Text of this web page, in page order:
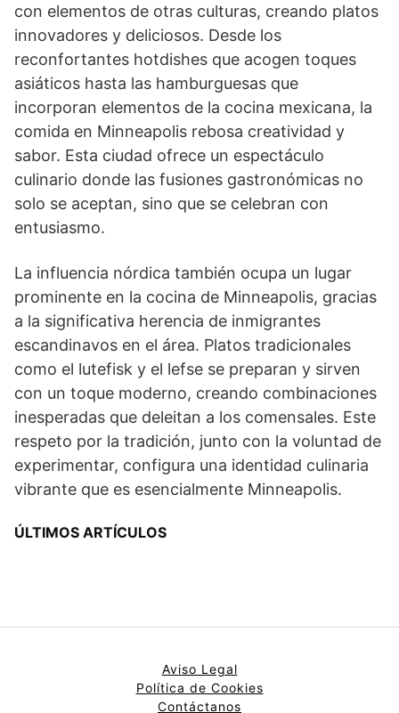
con elementos de otras culturas, creando platos
innovadores y deliciosos. Desde los
reconfortantes hotdishes que acogen toques
asiáticos hasta las hamburguesas que
incorporan elementos de la cocina mexicana, la
comida en Minneapolis rebosa creatividad y
sabor. Esta ciudad ofrece un espectáculo
culinario donde las fusiones gastronómicas no
solo se aceptan, sino que se celebran con
entusiasmo.
La influencia nórdica también ocupa un lugar
prominente en la cocina de Minneapolis, gracias
a la significativa herencia de inmigrantes
escandinavos en el área. Platos tradicionales
como el lutefisk y el lefse se preparan y sirven
con un toque moderno, creando combinaciones
inesperadas que deleitan a los comensales. Este
respeto por la tradición, junto con la voluntad de
experimentar, configura una identidad culinaria
vibrante que es esencialmente Minneapolis.
ÚLTIMOS ARTÍCULOS
Aviso Legal
Política de Cookies
Contáctanos